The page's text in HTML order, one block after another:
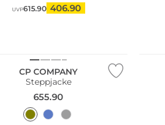
UVP615.90 406.90
CP COMPANY
Steppjacke
655.90